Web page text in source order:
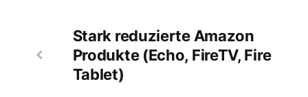
Stark reduzierte Amazon
Produkte (Echo, FireTV, Fire
Tablet)